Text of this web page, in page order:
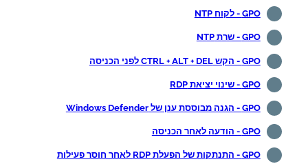
GPO - לקוח NTP
GPO - שרת NTP
GPO - הקש CTRL + ALT + DEL לפני הכניסה
GPO - שינוי יציאת RDP
GPO - הגנה מבוססת ענן של Windows Defender
GPO - הודעה לאחר הכניסה
GPO - התנתקות של הפעלת RDP לאחר חוסר פעילות